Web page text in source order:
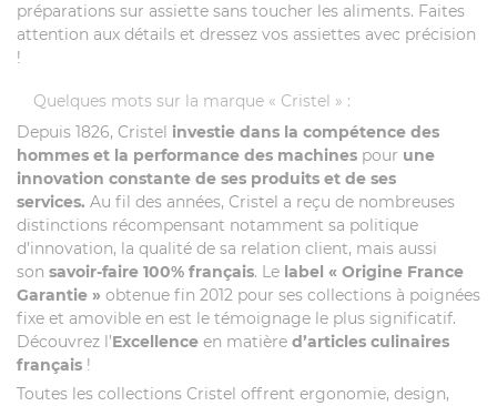
préparations sur assiette sans toucher les aliments. Faites
attention aux détails et dressez vos assiettes avec précision
!
Quelques mots sur la marque « Cristel » :
Depuis 1826, Cristel investie dans la compétence des
hommes et la performance des machines pour une
innovation constante de ses produits et de ses
services. Au fil des années, Cristel a reçu de nombreuses
distinctions récompensant notamment sa politique
d’innovation, la qualité de sa relation client, mais aussi
son savoir-faire 100% français. Le label « Origine France
Garantie » obtenue fin 2012 pour ses collections à poignées
fixe et amovible en est le témoignage le plus significatif.
Découvrez l’Excellence en matière d’articles culinaires
français !
Toutes les collections Cristel offrent ergonomie, design,